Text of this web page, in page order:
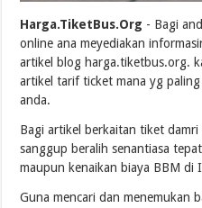
Harga.TiketBus.Org - Bagi
online ana meyediakan
artikel blog harga.tiketbus.org.
artikel tarif ticket mana yg
anda.
Bagi artikel berkaitan tiket
sanggup beralih senantiasa
maupun kenaikan biaya BBM di
Guna mencari dan menemukan